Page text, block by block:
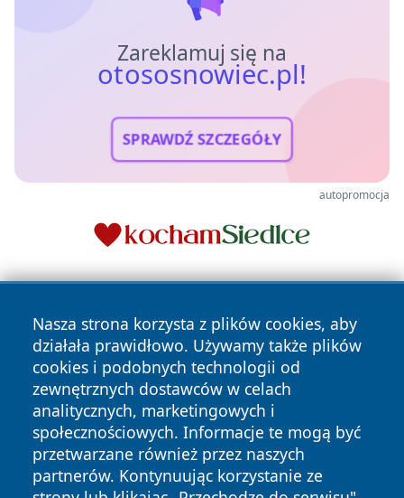
Zareklamuj się na
otososnowiec.pl!
SPRAWDŹ SZCZEGÓŁY
autopromocja
Nasza strona korzysta z plików cookies, aby
działała prawidłowo. Używamy także plików
cookies i podobnych technologii od
zewnętrznych dostawców w celach
analitycznych, marketingowych i
społecznościowych. Informacje te mogą być
przetwarzane również przez naszych
partnerów. Kontynuując korzystanie ze
Copyright © 2026 otososnowiec.pl Wszystkie prawa
zastrzeżone.
News Autorzy
Polityka
Polityka